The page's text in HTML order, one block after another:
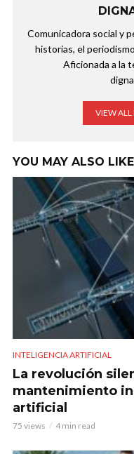
Comunicadora social y
historias, el
Aficionada a la
VIEW ALL
YOU MAY ALSO LIKE
INTELIGENCIA ARTIFICIAL
La revolución
mantenimiento
artificial
75 views 4 min read